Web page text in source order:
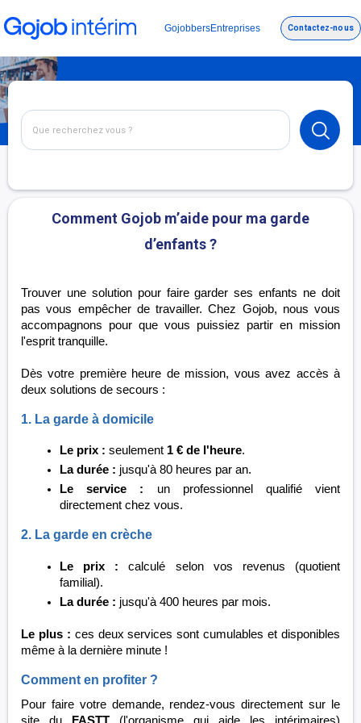
GojobbersEntreprises Contactez-nous
Comment Gojob m’aide pour ma garde
d’enfants ?
Trouver une solution pour faire garder ses enfants ne doit
pas vous empêcher de travailler. Chez Gojob, nous vous
accompagnons pour que vous puissiez partir en mission
l'esprit tranquille.
Dès votre première heure de mission, vous avez accès à
deux solutions de secours :
1. La garde à domicile
Le prix : seulement 1 € de l'heure.
La durée : jusqu'à 80 heures par an.
Le service : un professionnel qualifié vient
directement chez vous.
2. La garde en crèche
Le prix : calculé selon vos revenus (quotient
familial).
La durée : jusqu'à 400 heures par mois.
Le plus : ces deux services sont cumulables et disponibles
même à la dernière minute !
Comment en profiter ?
Pour faire votre demande, rendez-vous directement sur le